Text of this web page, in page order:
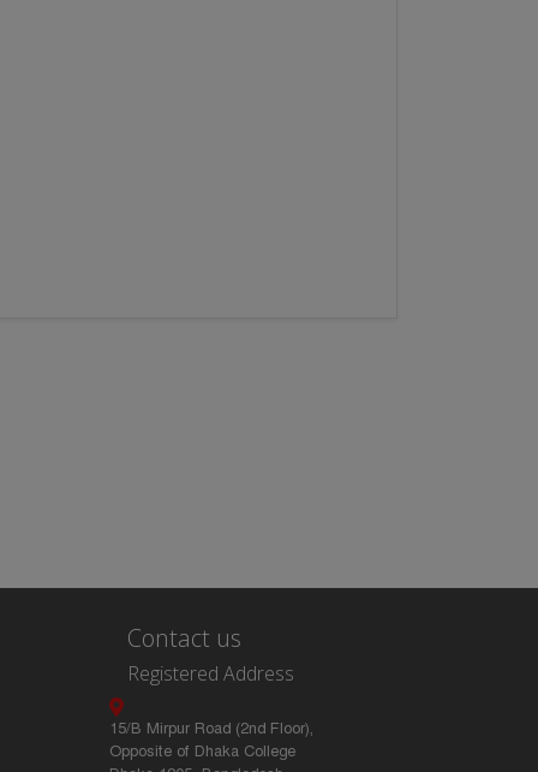
Contact us
Registered Address
15/B Mirpur Road (2nd Floor),
Opposite of Dhaka College